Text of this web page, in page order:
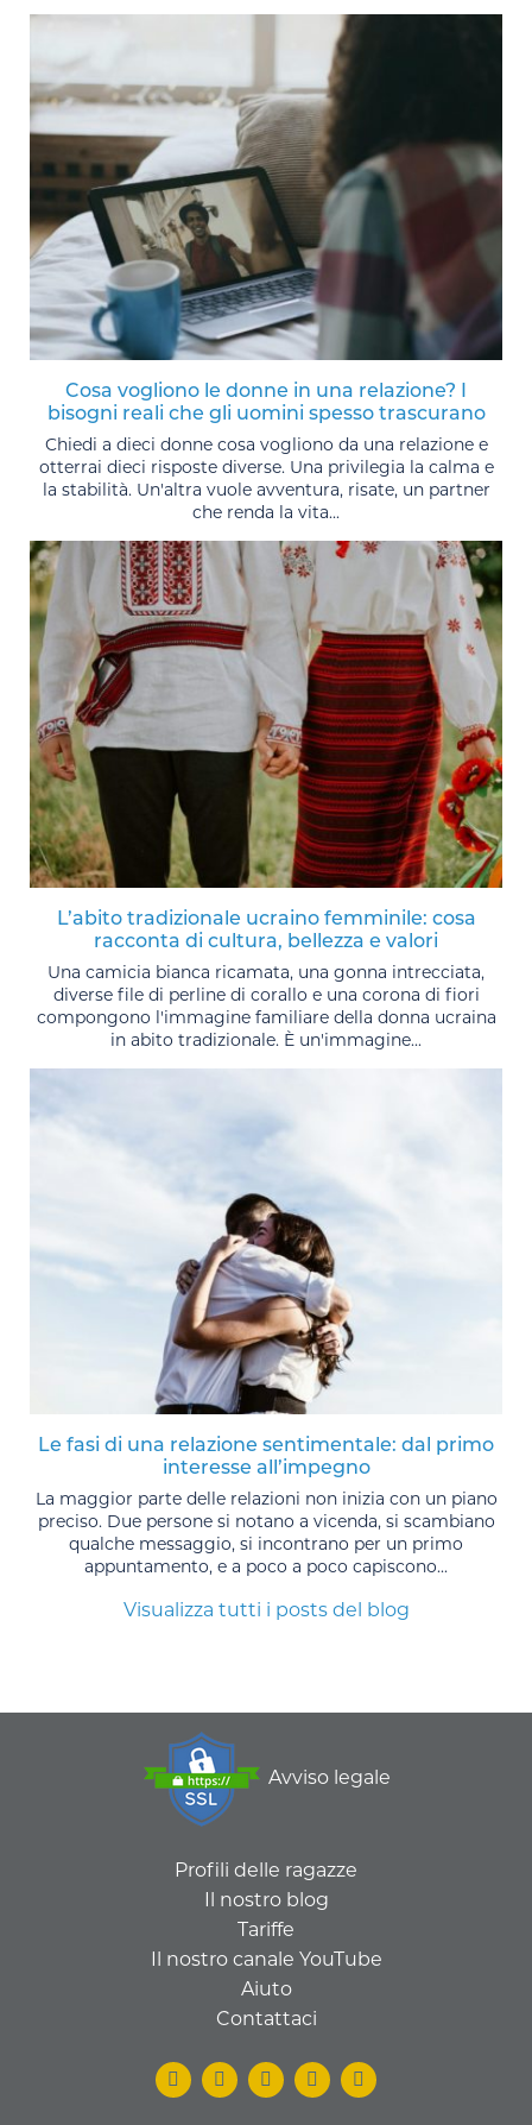
Cosa vogliono le donne in una relazione? I
bisogni reali che gli uomini spesso trascurano
Chiedi a dieci donne cosa vogliono da una relazione e
otterrai dieci risposte diverse. Una privilegia la calma e
la stabilità. Un'altra vuole avventura, risate, un partner
che renda la vita...
L’abito tradizionale ucraino femminile: cosa
racconta di cultura, bellezza e valori
Una camicia bianca ricamata, una gonna intrecciata,
diverse file di perline di corallo e una corona di fiori
compongono l'immagine familiare della donna ucraina
in abito tradizionale. È un'immagine...
Le fasi di una relazione sentimentale: dal primo
interesse all’impegno
La maggior parte delle relazioni non inizia con un piano
preciso. Due persone si notano a vicenda, si scambiano
qualche messaggio, si incontrano per un primo
appuntamento, e a poco a poco capiscono...
Visualizza tutti i posts del blog
Avviso legale
Profili delle ragazze
Il nostro blog
Tariffe
Il nostro canale YouTube
Aiuto
Contattaci